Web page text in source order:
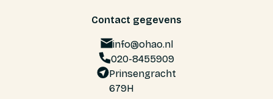
Contact gegevens
info@ohao.nl
020-8455909
Prinsengracht
679H